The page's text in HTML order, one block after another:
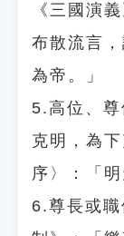
《三國演
布散流言
為帝。」
5.高位、
克明，為
序〉：「
6.尊長或